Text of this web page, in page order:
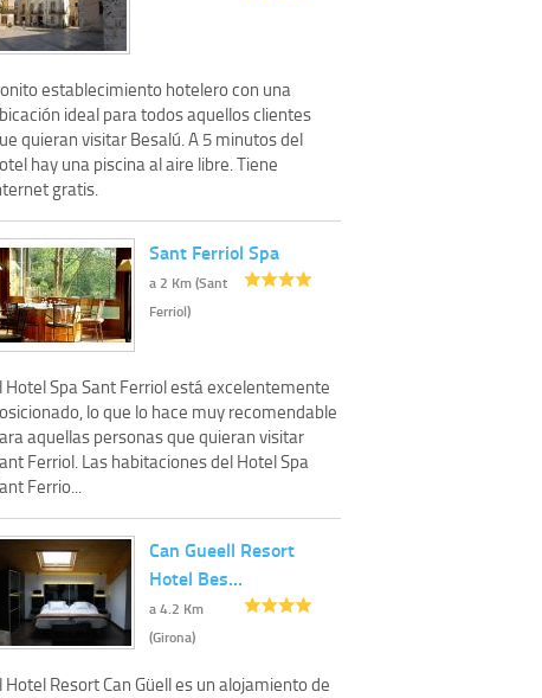
establecimiento hotelero con una
ideal para todos aquellos clientes
quieran visitar Besalú. A 5 minutos del
hay una piscina al aire libre. Tiene
gratis.
Sant Ferriol Spa
a 2 Km (Sant
Ferriol)
Hotel Spa Sant Ferriol está excelentemente
lo que lo hace muy recomendable
aquellas personas que quieran visitar
Ferriol. Las habitaciones del Hotel Spa
Ferrio...
Can Gueell Resort
Hotel Bes…
a 4.2 Km
(Girona)
Hotel Resort Can Güell es un alojamiento de